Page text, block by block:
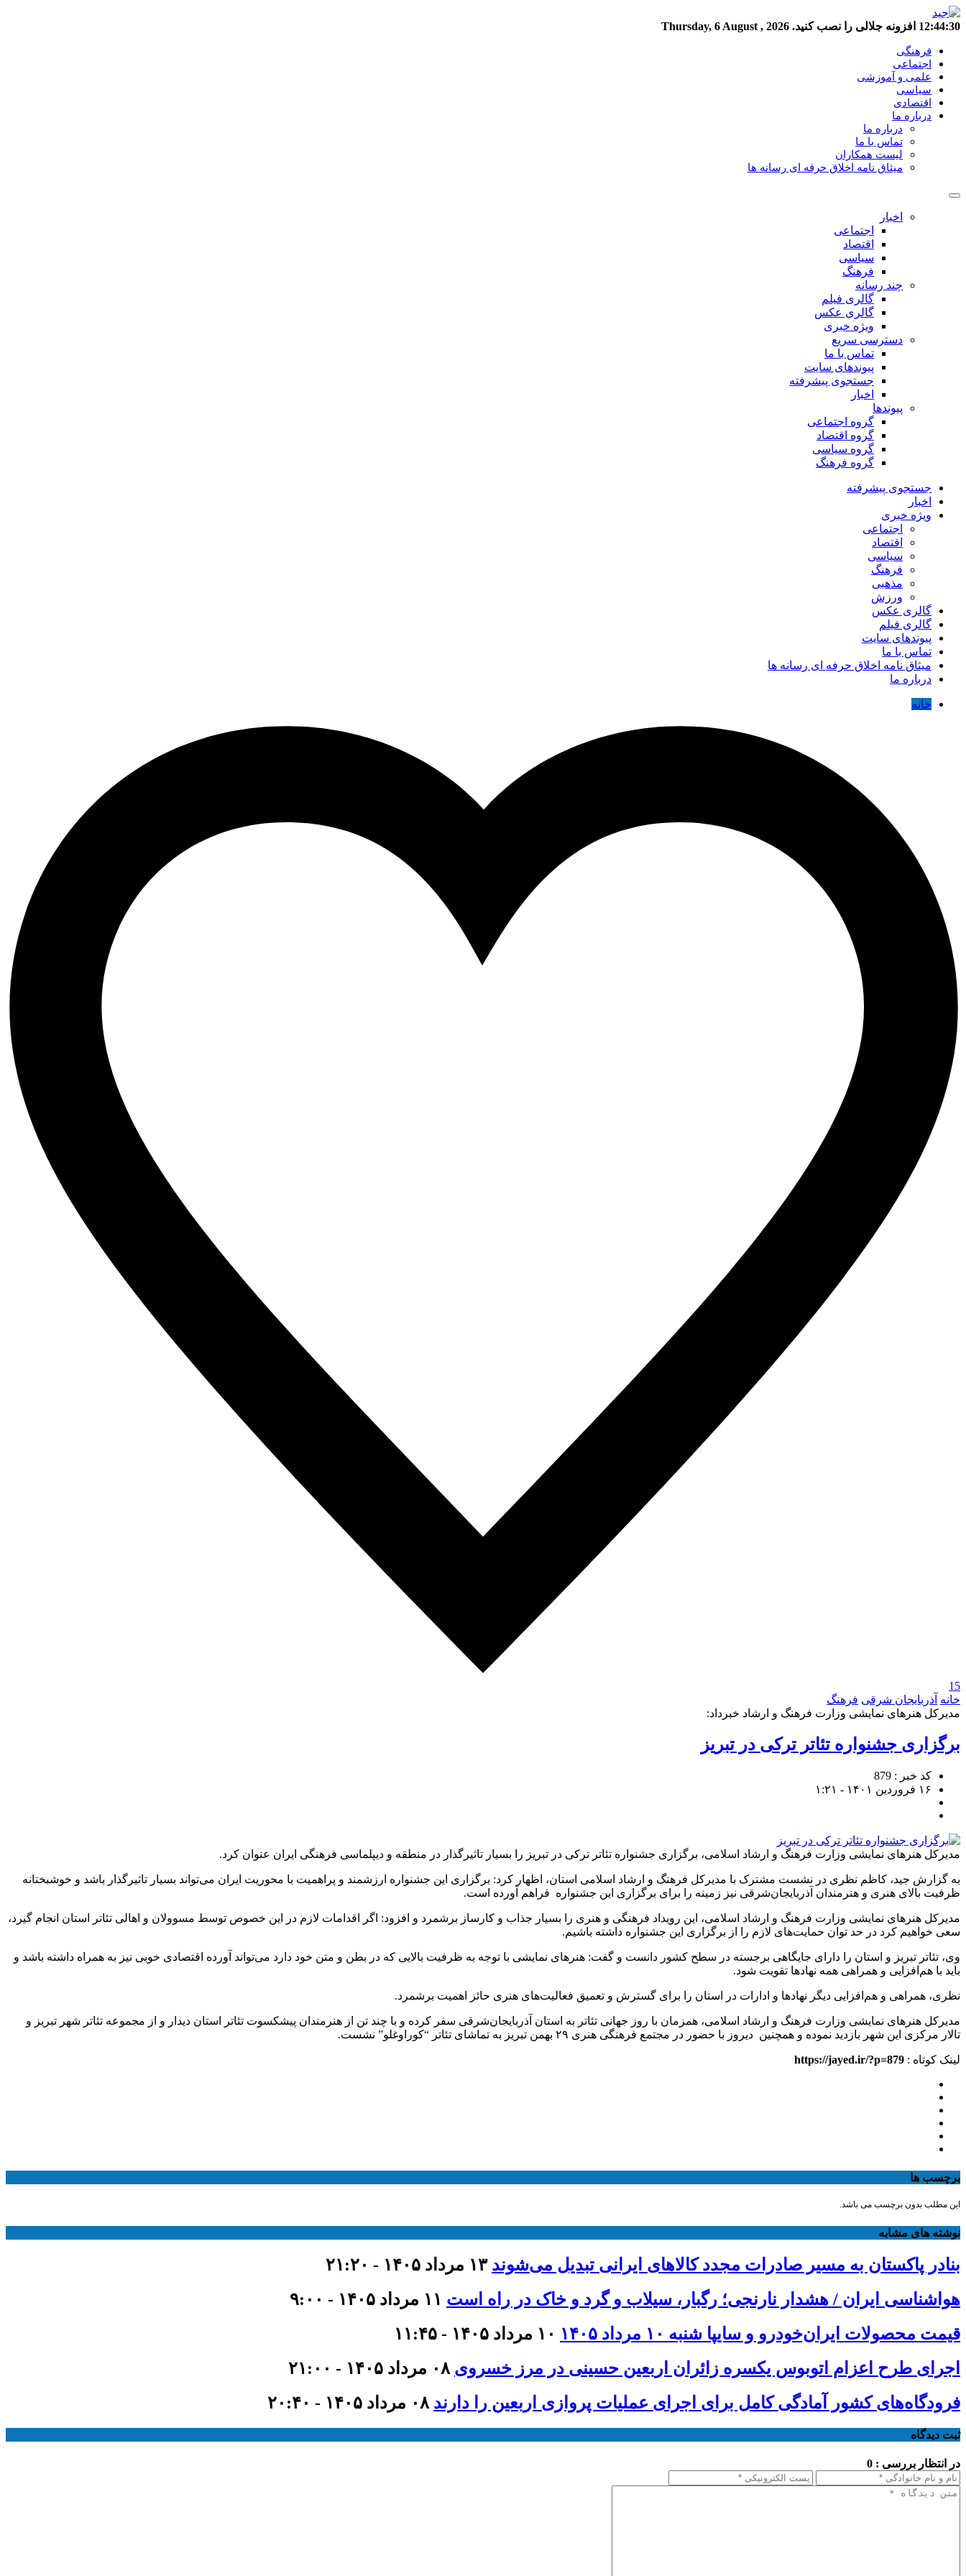
12:44:31 افزونه جلالی را نصب کنید. Thursday, 6 August , 2026
فرهنگی
اجتماعی
علمی و آموزشی
سیاسی
اقتصادی
درباره ما
درباره ما
تماس با ما
لیست همکاران
میثاق نامه اخلاق حرفه ای رسانه ها
اخبار
اجتماعی
اقتصاد
سیاسی
فرهنگ
چند رسانه
گالری فیلم
گالری عکس
ویژه خبری
دسترسی سریع
تماس با ما
پیوندهای سایت
جستجوی پیشرفته
اخبار
پیوندها
گروه اجتماعی
گروه اقتصاد
گروه سیاسی
گروه فرهنگ
جستجوی پیشرفته
اخبار
ویژه خبری
اجتماعی
اقتصاد
سیاسی
فرهنگ
مذهبی
ورزش
گالری عکس
گالری فیلم
پیوندهای سایت
تماس با ما
میثاق نامه اخلاق حرفه ای رسانه ها
درباره ما
خانه
15
خانه آذربایجان شرقی فرهنگ
مدیرکل هنرهای نمایشی وزارت فرهنگ و ارشاد خبرداد:
برگزاری جشنواره تئاتر ترکی در تبریز
کد خبر : 879
۱۶ فروردین ۱۴۰۱ - ۱:۲۱
مدیرکل هنرهای نمایشی وزارت فرهنگ و ارشاد اسلامی، برگزاری جشنواره تئاتر ترکی در تبریز را بسیار تاثیرگذار در منطقه و دیپلماسی فرهنگی ایران عنوان کرد.
به گزارش جید، کاظم نظری در نشست مشترک با مدیرکل فرهنگ و ارشاد اسلامی استان، اظهار کرد: برگزاری این جشنواره ارزشمند و پراهمیت با محوریت ایران می‌تواند بسیار تاثیرگذار باشد و خوشبختانه
ظرفیت بالای هنری و هنرمندان آذربایجان‌شرقی نیز زمینه را برای برگزاری این جشنواره فراهم آورده است.
مدیرکل هنرهای نمایشی وزارت فرهنگ و ارشاد اسلامی، این رویداد فرهنگی و هنری را بسیار جذاب و کارساز برشمرد و افزود: اگر اقدامات لازم در این خصوص توسط مسوولان و اهالی تئاتر استان انجام گیرد،
سعی خواهیم کرد در حد توان حمایت‌های لازم را از برگزاری این جشنواره داشته باشیم.
وی، تئاتر تبریز و استان را دارای جایگاهی برجسته در سطح کشور دانست و گفت: هنرهای نمایشی با توجه به ظرفیت بالایی که در بطن و متن خود دارد می‌تواند آورده اقتصادی خوبی نیز به همراه داشته باشد و
باید با هم‌افزایی و همراهی همه‌ نهادها تقویت شود.
نظری، همراهی و هم‌افزایی دیگر نهادها و ادارات در استان را برای گسترش و تعمیق فعالیت‌های هنری حائز اهمیت برشمرد.
مدیرکل هنرهای نمایشی وزارت فرهنگ و ارشاد اسلامی، همزمان با روز جهانی تئاتر به استان آذربایجان‌شرقی سفر کرده و با چند تن از هنرمندان پیشکسوت تئاتر استان دیدار و از مجموعه تئاتر شهر تبریز و
تالار مرکزی این شهر بازدید نموده و همچنین دیروز با حضور در مجتمع فرهنگی هنری ۲۹ بهمن تبریز به تماشای تئاتر “کوراوغلو” نشست.
لینک کوتاه : https://jayed.ir/?p=879
برچسب ها
این مطلب بدون برچسب می باشد.
نوشته های مشابه
بنادر پاکستان به مسیر صادرات مجدد کالاهای ایرانی تبدیل می‌شوند ۱۳ مرداد ۱۴۰۵ - ۲۱:۲۰
هواشناسی ایران / هشدار نارنجی؛ رگبار، سیلاب و گرد و خاک در راه است ۱۱ مرداد ۱۴۰۵ - ۹:۰۰
قیمت محصولات ایران‌خودرو و سایپا شنبه ۱۰ مرداد ۱۴۰۵
۱۰ مرداد ۱۴۰۵ - ۱۱:۴۵
اجرای طرح اعزام اتوبوس یکسره زائران اربعین حسینی در مرز خسروی ۰۸ مرداد ۱۴۰۵ - ۲۱:۰۰
فرودگاه‌های کشور آمادگی کامل برای اجرای عملیات پروازی اربعین را دارند ۰۸ مرداد ۱۴۰۵ - ۲۰:۴۰
ثبت دیدگاه
در انتظار بررسی : 0